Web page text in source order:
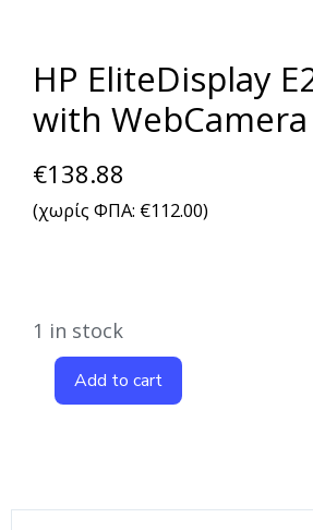
HP EliteDisplay
with WebCamera
€138.88
(χωρίς ΦΠΑ: €112.00)
1 in stock
Add to cart